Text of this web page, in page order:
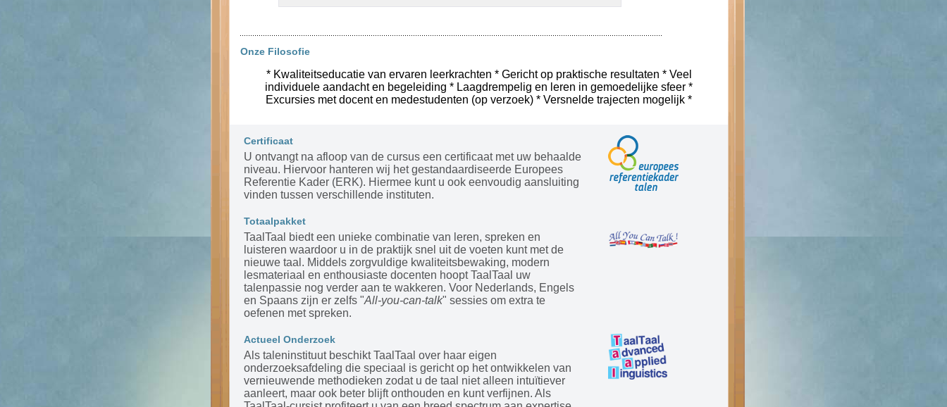
Onze Filosofie
* Kwaliteitseducatie van ervaren leerkrachten * Gericht op praktische resultaten * Veel
individuele aandacht en begeleiding * Laagdrempelig en leren in gemoedelijke sfeer *
Excursies met docent en medestudenten (op verzoek) * Versnelde trajecten mogelijk *
Certificaat
U ontvangt na afloop van de cursus een certificaat met uw behaalde
niveau. Hiervoor hanteren wij het gestandaardiseerde Europees
Referentie Kader (ERK). Hiermee kunt u ook eenvoudig aansluiting
vinden tussen verschillende instituten.
Totaalpakket
TaalTaal biedt een unieke combinatie van leren, spreken en
luisteren waardoor u in de praktijk snel uit de voeten kunt met de
nieuwe taal. Middels zorgvuldige kwaliteitsbewaking, modern
lesmateriaal en enthousiaste docenten hoopt TaalTaal uw
talenpassie nog verder aan te wakkeren. Voor Nederlands, Engels
en Spaans zijn er zelfs "All-you-can-talk" sessies om extra te
oefenen met spreken.
Actueel Onderzoek
Als taleninstituut beschikt TaalTaal over haar eigen
onderzoeksafdeling die speciaal is gericht op het ontwikkelen van
vernieuwende methodieken zodat u de taal niet alleen intuïtiever
aanleert, maar ook beter blijft onthouden en kunt verfijnen. Als